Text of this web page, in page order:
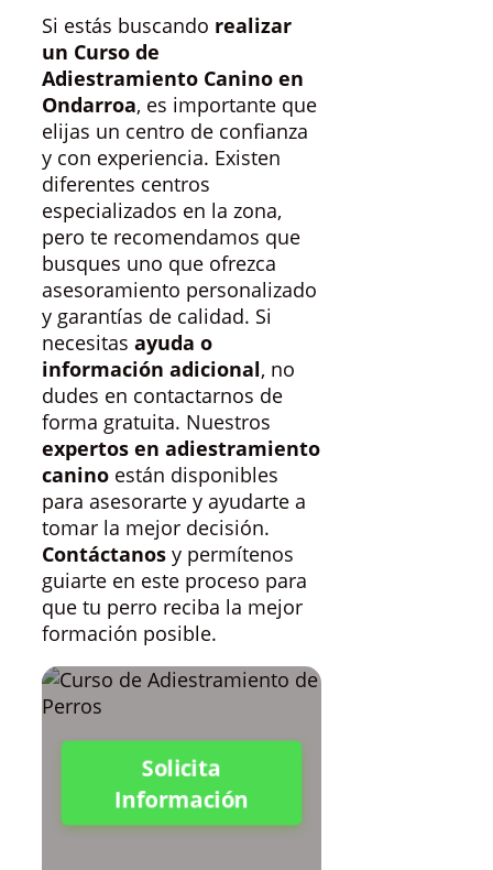
Si estás buscando realizar
un Curso de
Adiestramiento Canino en
Ondarroa, es importante que
elijas un centro de confianza
y con experiencia. Existen
diferentes centros
especializados en la zona,
pero te recomendamos que
busques uno que ofrezca
asesoramiento personalizado
y garantías de calidad. Si
necesitas ayuda o
información adicional, no
dudes en contactarnos de
forma gratuita. Nuestros
expertos en adiestramiento
canino están disponibles
para asesorarte y ayudarte a
tomar la mejor decisión.
Contáctanos y permítenos
guiarte en este proceso para
que tu perro reciba la mejor
formación posible.
Solicita
Información